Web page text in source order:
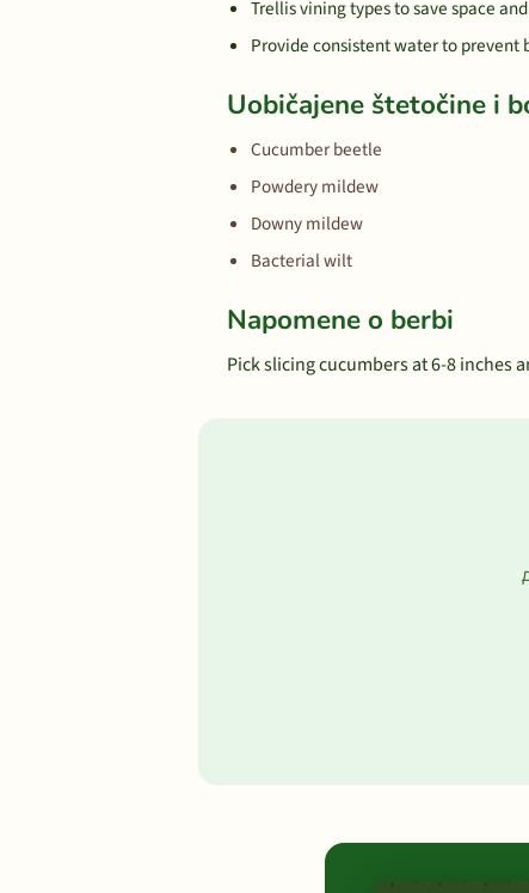
Trellis vining types to save space
Provide consistent water to
Uobičajene štetočine i
Cucumber beetle
Powdery mildew
Downy mildew
Bacterial wilt
Napomene o berbi
Pick slicing cucumbers at 6-8 inches